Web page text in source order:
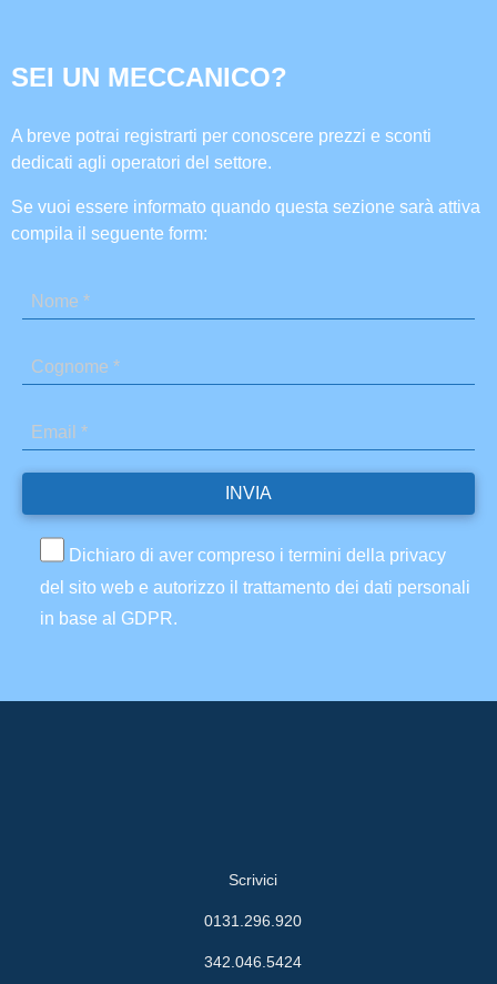
SEI UN MECCANICO?
A breve potrai registrarti per conoscere prezzi e sconti
dedicati agli operatori del settore.
Se vuoi essere informato quando questa sezione sarà attiva
compila il seguente form:
Dichiaro di aver compreso i termini della privacy
del sito web e autorizzo il trattamento dei dati personali
in base al GDPR.
Scrivici
0131.296.920
342.046.5424